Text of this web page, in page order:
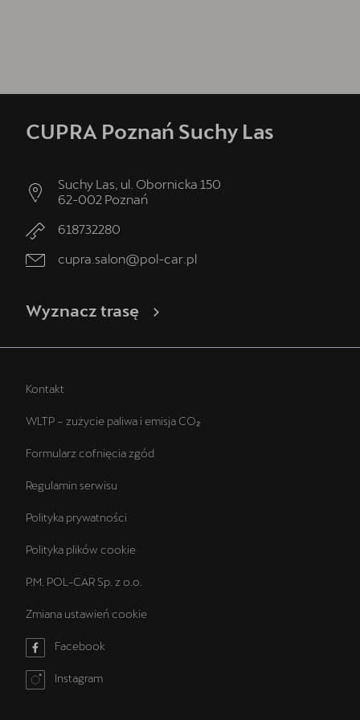
CUPRA Poznań Suchy Las
Suchy Las, ul. Obornicka 150
62-002 Poznań
618732280
cupra.salon@pol-car.pl
Wyznacz trasę
Kontakt
WLTP – zużycie paliwa i emisja CO₂
Formularz cofnięcia zgód
Regulamin serwisu
Polityka prywatności
Polityka plików cookie
P.M. POL-CAR Sp. z o.o.
Zmiana ustawień cookie
Facebook
Instagram